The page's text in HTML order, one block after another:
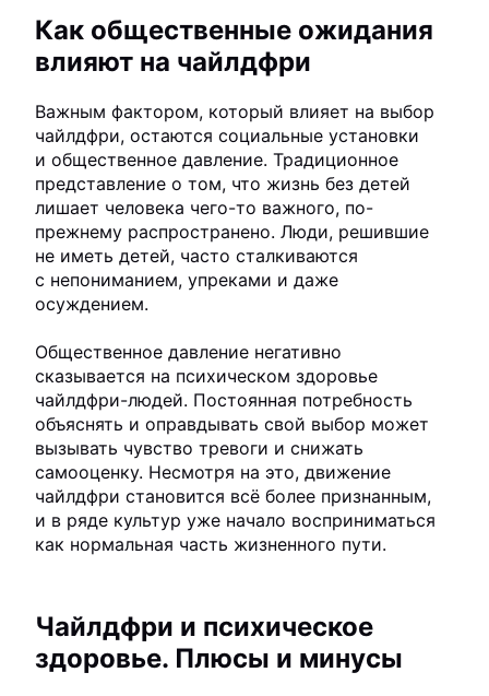
Как общественные ожидания
влияют на чайлдфри
Важным фактором, который влияет на выбор
чайлдфри, остаются социальные установки
и общественное давление. Традиционное
представление о том, что жизнь без детей
лишает человека чего-то важного, по-
прежнему распространено. Люди, решившие
не иметь детей, часто сталкиваются
с непониманием, упреками и даже
осуждением.
Общественное давление негативно
сказывается на психическом здоровье
чайлдфри-людей. Постоянная потребность
объяснять и оправдывать свой выбор может
вызывать чувство тревоги и снижать
самооценку. Несмотря на это, движение
чайлдфри становится всё более признанным,
и в ряде культур уже начало восприниматься
как нормальная часть жизненного пути.
Чайлдфри и психическое
здоровье. Плюсы и минусы